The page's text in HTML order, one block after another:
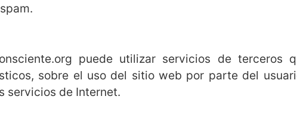
puede utilizar servicios de terceros
sobre el uso del sitio web por parte del
servicios de Internet.